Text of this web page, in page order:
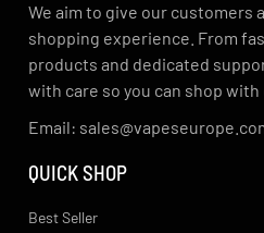
We aim to give our customers
shopping experience. From
products and dedicated
with care so you can shop with
Email:
QUICK SHOP
Best Seller